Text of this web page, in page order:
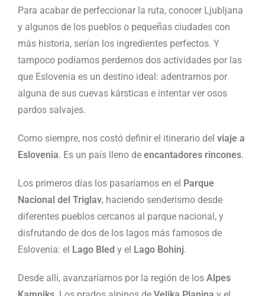
Para acabar de perfeccionar la ruta, conocer Ljubljana
y algunos de los pueblos o pequeñas ciudades con
más historia, serían los ingredientes perfectos. Y
tampoco podíamos perdernos dos actividades por las
que Eslovenia es un destino ideal: adentrarnos por
alguna de sus cuevas kársticas e intentar ver osos
pardos salvajes.
Como siempre, nos costó definir el itinerario del viaje a
Eslovenia. Es un país lleno de encantadores rincones.
Los primeros días los pasaríamos en el Parque
Nacional del Triglav, haciendo senderismo desde
diferentes pueblos cercanos al parque nacional, y
disfrutando de dos de los lagos más famosos de
Eslovenia: el Lago Bled y el Lago Bohinj.
Desde allí, avanzaríamos por la región de los Alpes